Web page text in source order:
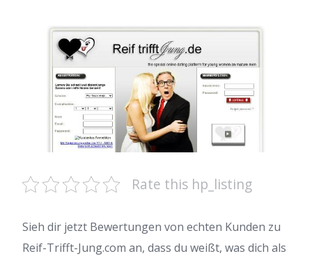
Rate this hp_listing
Sieh dir jetzt Bewertungen von echten Kunden zu
Reif-Trifft-Jung.com an, dass du weißt, was dich als